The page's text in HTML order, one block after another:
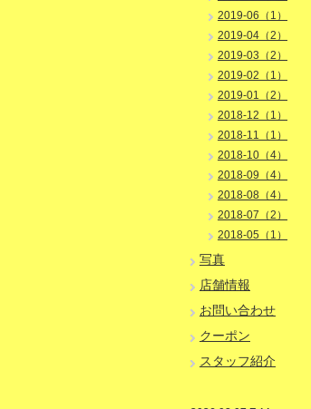
2019-06（1）
2019-04（2）
2019-03（2）
2019-02（1）
2019-01（2）
2018-12（1）
2018-11（1）
2018-10（4）
2018-09（4）
2018-08（4）
2018-07（2）
2018-05（1）
写真
店舗情報
お問い合わせ
クーポン
スタッフ紹介